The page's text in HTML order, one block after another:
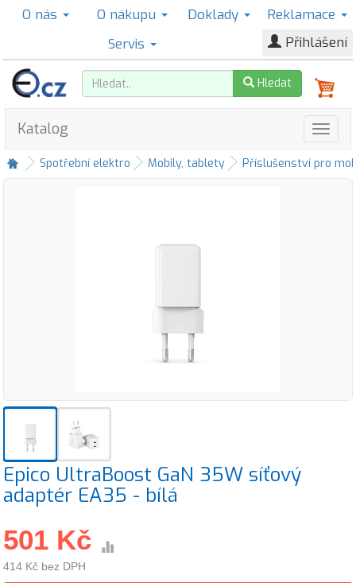
O nás O nákupu Doklady
Reklamace
Servis
Přihlášení
Hledat
Katalog
Spotřební elektro Mobily, tablety Příslušenství pro
Epico UltraBoost GaN 35W síťový
adaptér EA35 - bílá
501 Kč
414 Kč bez DPH